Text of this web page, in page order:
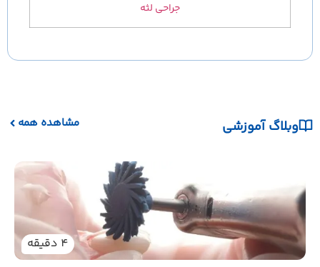
جراحی لثه
وبلاگ آموزشی مشاهده همه
4دقیقه
یکی